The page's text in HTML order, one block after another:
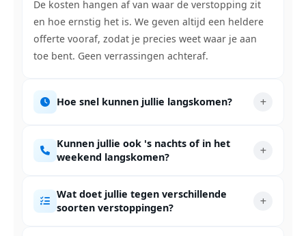
De kosten hangen af van waar de verstopping zit
en hoe ernstig het is. We geven altijd een heldere
offerte vooraf, zodat je precies weet waar je aan
toe bent. Geen verrassingen achteraf.
Hoe snel kunnen jullie langskomen?
Kunnen jullie ook 's nachts of in het
weekend langskomen?
Wat doet jullie tegen verschillende
soorten verstoppingen?